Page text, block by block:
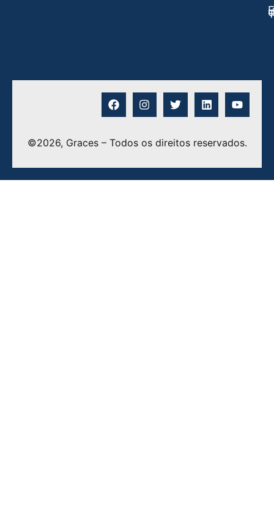
©2026, Graces – Todos os direitos reservados.